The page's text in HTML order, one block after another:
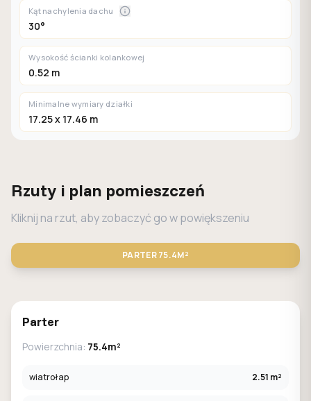
Kąt nachylenia dachu
30°
Wysokość ścianki kolankowej
0.52 m
Minimalne wymiary działki
17.25 x 17.46 m
Rzuty i plan pomieszczeń
Kliknij na rzut, aby zobaczyć go w powiększeniu
PARTER75.4M²
Parter
Powierzchnia: 75.4m²
wiatrołap 2.51 m²